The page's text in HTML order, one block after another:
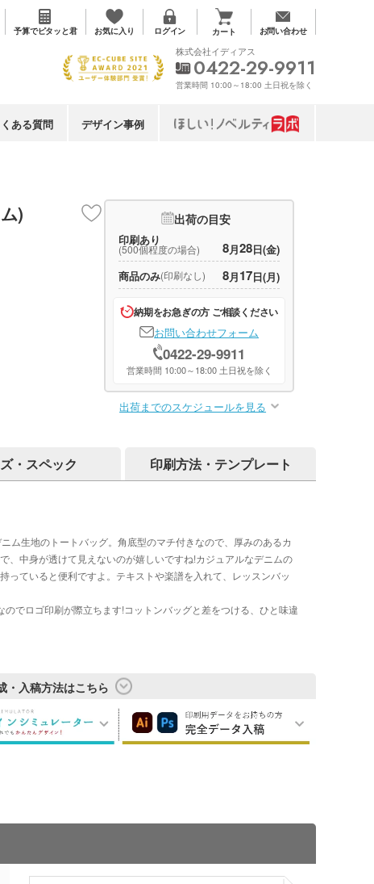
予算でピタッと君 お気に入り ログイン カート お問い合わせ
ある質問 デザイン事例
株式会社イディアス
0422-29-9911
営業時間 10:00～18:00 土日祝を除く
) 出荷の目安
印刷あり
(500個程度の場合) 8月28日(金)
商品のみ(印刷なし) 8月17日(月)
納期をお急ぎの方 ご相談ください
お問い合わせフォーム
0422-29-9911
営業時間 10:00～18:00 土日祝を除く
出荷までのスケジュールを見る
・スペック 印刷方法・テンプレート
ム生地のトートバッグ。角底型のマチ付きなので、厚みのあるカ
、中身が透けて見えないのが嬉しいですね!カジュアルなデニムの
っていると便利ですよ。テキストや楽譜を入れて、レッスンバッ
でロゴ印刷が際立ちます!コットンバッグと差をつける、ひと味違
・入稿方法はこちら